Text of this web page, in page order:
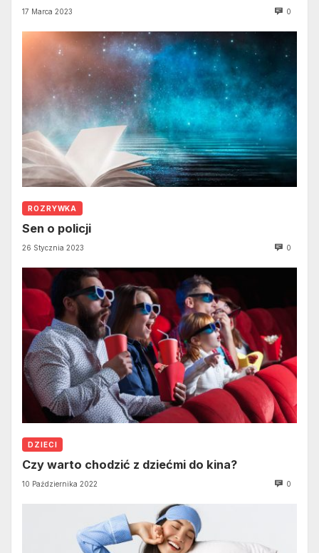
17 Marca 2023 0
ROZRYWKA
Sen o policji
26 Stycznia 2023 0
DZIECI
Czy warto chodzić z dziećmi do kina?
10 Października 2022 0